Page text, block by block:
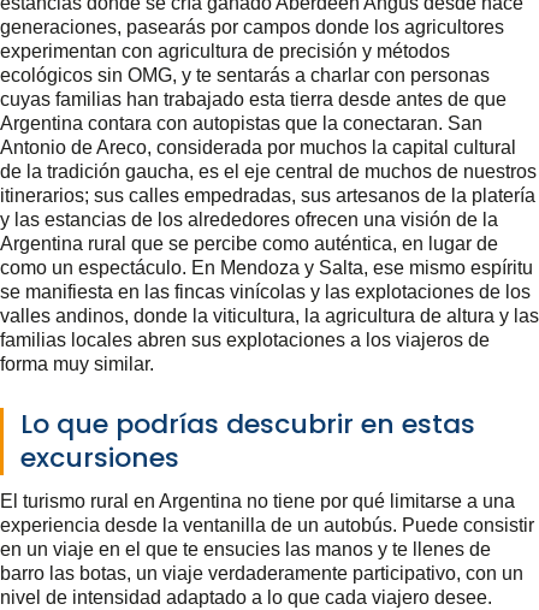
generaciones, pasearás por campos donde los agricultores
experimentan con agricultura de precisión y métodos
ecológicos sin OMG, y te sentarás a charlar con personas
cuyas familias han trabajado esta tierra desde antes de que
Argentina contara con autopistas que la conectaran. San
Antonio de Areco, considerada por muchos la capital cultural
de la tradición gaucha, es el eje central de muchos de nuestros
itinerarios; sus calles empedradas, sus artesanos de la platería
y las estancias de los alrededores ofrecen una visión de la
Argentina rural que se percibe como auténtica, en lugar de
como un espectáculo. En Mendoza y Salta, ese mismo espíritu
se manifiesta en las fincas vinícolas y las explotaciones de los
valles andinos, donde la viticultura, la agricultura de altura y las
familias locales abren sus explotaciones a los viajeros de
forma muy similar.
Lo que podrías descubrir en estas
excursiones
El turismo rural en Argentina no tiene por qué limitarse a una
experiencia desde la ventanilla de un autobús. Puede consistir
en un viaje en el que te ensucies las manos y te llenes de
barro las botas, un viaje verdaderamente participativo, con un
nivel de intensidad adaptado a lo que cada viajero desee.